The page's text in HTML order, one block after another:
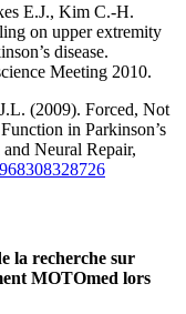
E.J., Kim C.-H.
on upper extremity
disease.
Meeting 2010.
(2009). Forced, Not
in Parkinson’s
Neural Repair,
la recherche sur
MOTOmed lors